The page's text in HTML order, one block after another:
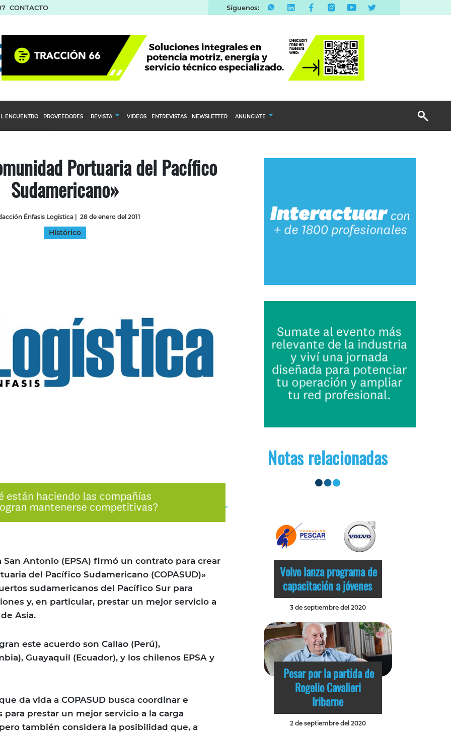
CONTACTO Síguenos:
del Agro
ENCUENTRO PROVEEDORES REVISTA VIDEOS ENTREVISTAS NEWSLETTER ANUNCIATE
Email Marketing
Portuaria del Pacífico
Sudamericano»
Énfasis Logística| 28 de enero del 2011
Histórico
San Antonio (EPSA) firmó un contrato para crear
del Pacífico Sudamericano (COPASUD)»
sudamericanos del Pacífico Sur para
y, en particular, prestar un mejor servicio a
Asia.
este acuerdo son Callao (Perú),
Guayaquil (Ecuador), y los chilenos EPSA y
da vida a COPASUD busca coordinar e
para prestar un mejor servicio a la carga
también considera la posibilidad que, a
Notas relacionadas
Volvo lanza programa de
capacitación a jóvenes
3 de septiembre del 2020
Pesar por la partida de
Rogelio Cavalieri
Iribarne
2 de septiembre del 2020